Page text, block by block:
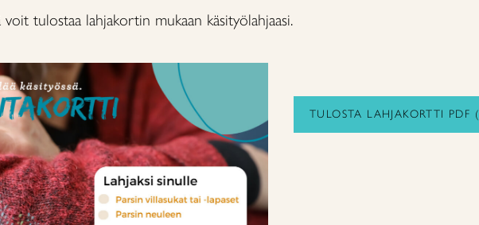
voit tulostaa lahjakortin mukaan käsityölahjaasi.
TULOSTA LAHJAKORTTI PDF